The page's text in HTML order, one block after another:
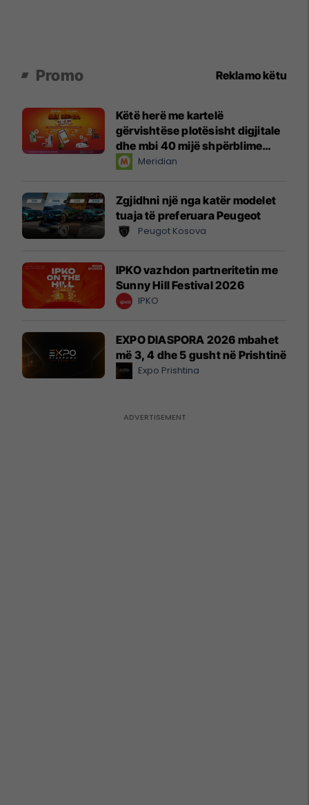
Promo Reklamo këtu
Këtë herë me kartelë
gërvishtëse plotësisht digjitale
dhe mbi 40 mijë shpërblime
instant!Meridian
Zgjidhni një nga katër modelet
tuaja të preferuara Peugeot
Peugot Kosova
IPKO vazhdon partneritetin me
Sunny Hill Festival 2026
IPKO
EXPO DIASPORA 2026 mbahet
më 3, 4 dhe 5 gusht në Prishtinë
Expo Prishtina